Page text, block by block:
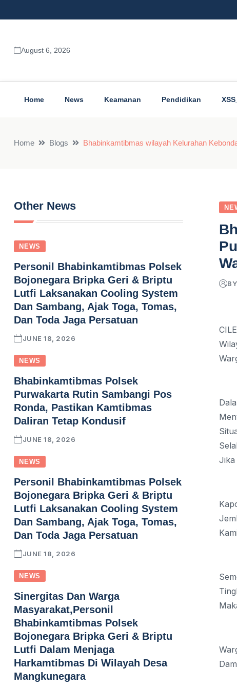
August 6, 2026
Home News Keamanan Pendidikan
Home Blogs Bhabinkamtibmas wilayah Kelurahan
BY
Jika
Other News
NEWS
Personil Bhabinkamtibmas Polsek
Bojonegara Bripka Geri & Briptu
Lutfi Laksanakan Cooling System
Dan Sambang, Ajak Toga, Tomas,
Dan Toda Jaga Persatuan
JUNE 18, 2026
NEWS
Bhabinkamtibmas Polsek
Purwakarta Rutin Sambangi Pos
Ronda, Pastikan Kamtibmas
Daliran Tetap Kondusif
JUNE 18, 2026
NEWS
Personil Bhabinkamtibmas Polsek
Bojonegara Bripka Geri & Briptu
Lutfi Laksanakan Cooling System
Dan Sambang, Ajak Toga, Tomas,
Dan Toda Jaga Persatuan
JUNE 18, 2026
NEWS
Sinergitas Dan Warga
Masyarakat,Personil
Bhabinkamtibmas Polsek
Bojonegara Bripka Geri & Briptu
Lutfi Dalam Menjaga
Harkamtibmas Di Wilayah Desa
Mangkunegara